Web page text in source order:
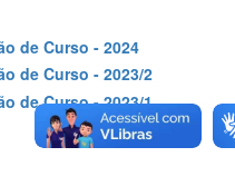
de Curso - 2024
de Curso - 2023/2
de Curso - 2023/1